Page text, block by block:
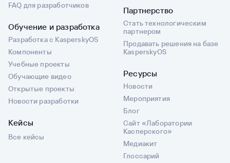
FAQ для разработчиков
Обучение и разработка
Разработка с KasperskyOS
Компоненты
Учебные проекты
Обучающие видео
Открытые проекты
Новости разработки
Кейсы
Все кейсы
Партнерство
Стать технологическим
партнером
Продавать решения на базе
KasperskyOS
Ресурсы
Новости
Мероприятия
Блог
Сайт «Лаборатории
Касперского»
Медиакит
Глоссарий